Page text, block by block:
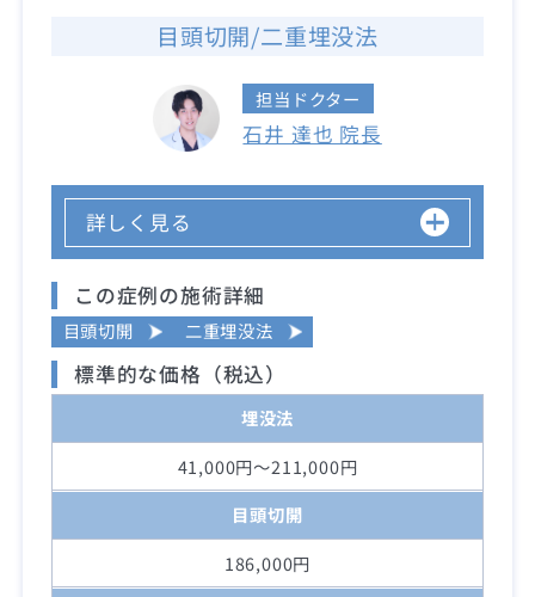
目頭切開/二重埋没法
担当ドクター
石井 達也 院長
詳しく見る
この症例の施術詳細
目頭切開 二重埋没法
標準的な価格（税込）
埋没法
41,000円～211,000円
目頭切開
186,000円